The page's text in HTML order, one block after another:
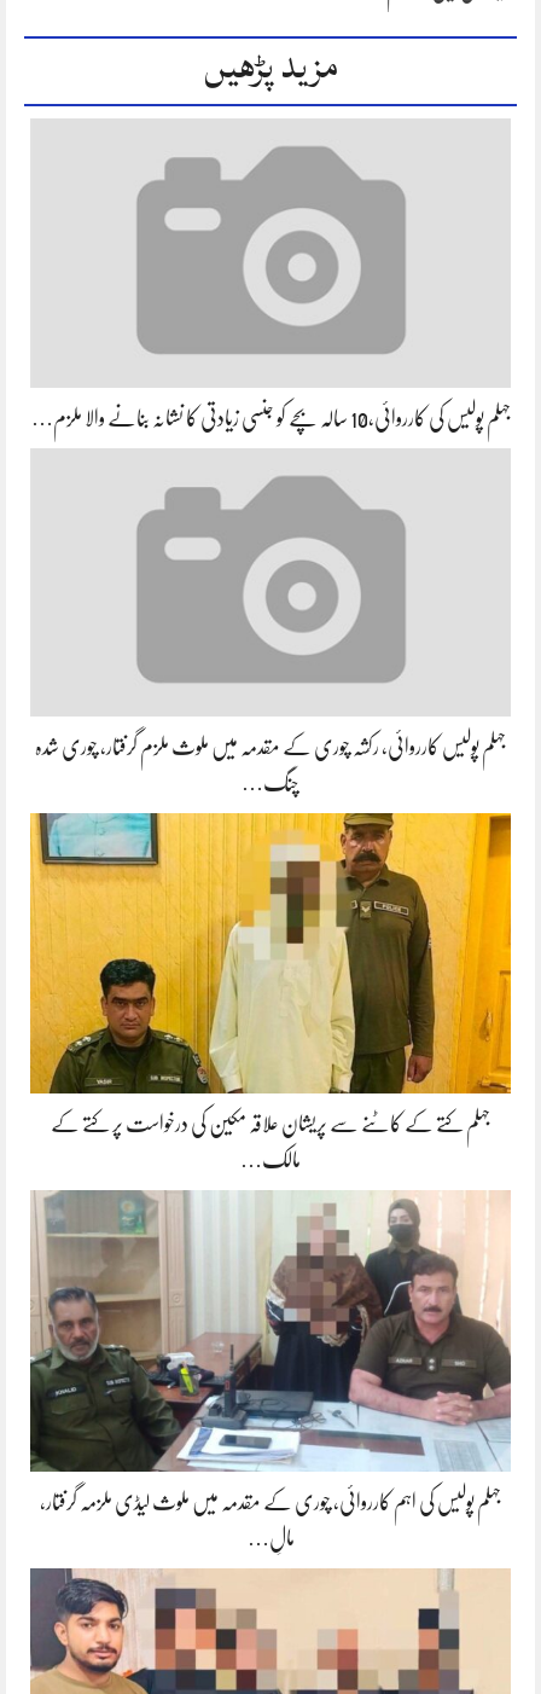
مزید پڑھیں
جہلم پولیس کی کارروائی،10 سالہ بچے کو جنسی زیادتی کا نشانہ بنانے والا ملزم…
جہلم پولیس کارروائی، رکشہ چوری کے مقدمہ میں ملوث ملزم گرفتار، چوری شدہ
چنگ…
جہلم کتے کے کاٹنے سے پریشان علاقہ مکین کی درخواست پر کتے کے
مالک…
جہلم پولیس کی اہم کارروائی، چوری کے مقدمہ میں ملوث لیڈی ملزمہ گرفتار،
مالِ…